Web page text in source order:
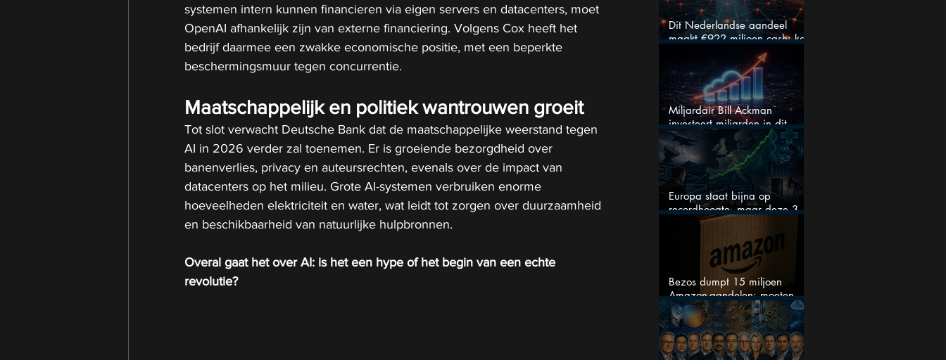
systemen intern kunnen financieren via eigen servers en datacenters, moet
OpenAI afhankelijk zijn van externe financiering. Volgens Cox heeft het
bedrijf daarmee een zwakke economische positie, met een beperkte
beschermingsmuur tegen concurrentie.
Maatschappelijk en politiek wantrouwen groeit
Tot slot verwacht Deutsche Bank dat de maatschappelijke weerstand tegen
AI in 2026 verder zal toenemen. Er is groeiende bezorgdheid over
banenverlies, privacy en auteursrechten, evenals over de impact van
datacenters op het milieu. Grote AI-systemen verbruiken enorme
hoeveelheden elektriciteit en water, wat leidt tot zorgen over duurzaamheid
en beschikbaarheid van natuurlijke hulpbronnen.
Overal gaat het over AI: is het een hype of het begin van een echte
revolutie?
Dit Nederlandse aandeel
maakt €922 miljoen cash: kan
dit dividendaandeel blijven
Miljardair Bill Ackman
investeert miljarden in dit
techaandeel
Europa staat bijna op
recordhoogte, maar deze 3
sectoren vallen nu op
Bezos dumpt 15 miljoen
Amazon-aandelen: moeten
beleggers zich zorgen maken?